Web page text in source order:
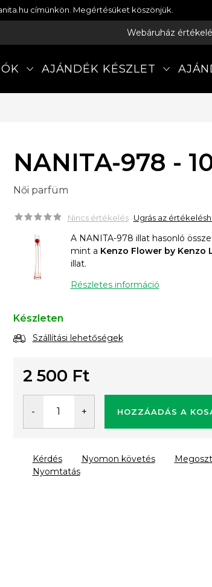
címünkön. Megértésüket köszönjük.
Webáruház
AJÁNDÉK KÉSZLET
NANITA-978 -
Női parfüm
Nincs értékelés Ugrás az
A NANITA-978 illat hasonló
mint a Kenzo Flower by Kenzo
illat.
Részletes információ
Készleten
Szállítási lehetőségek
2 500 Ft
HOZZÁADÁS A
Nyomtatás
Kérdés Nyomon követés